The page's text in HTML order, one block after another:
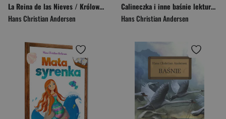
La Reina de las Nieves / Królowa Śniegu z podręcznym słownikiem hiszpańsko-polskim Poziom A2/B1 (wyd. 2022)
Hans Christian Andersen
Calineczka i inne baśnie lektura z opracowaniem
Hans Christian Andersen